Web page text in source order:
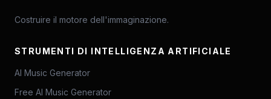
Costruire il motore dell'immaginazione.
STRUMENTI DI INTELLIGENZA ARTIFICIALE
AI Music Generator
Free AI Music Generator